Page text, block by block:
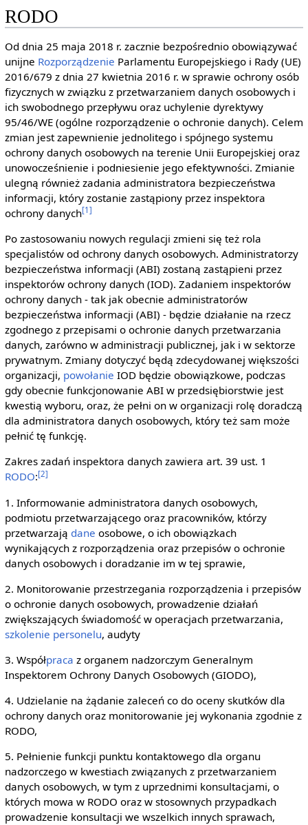
RODO
Od dnia 25 maja 2018 r. zacznie bezpośrednio obowiązywać
unijne Rozporządzenie Parlamentu Europejskiego i Rady (UE)
2016/679 z dnia 27 kwietnia 2016 r. w sprawie ochrony osób
fizycznych w związku z przetwarzaniem danych osobowych i
ich swobodnego przepływu oraz uchylenie dyrektywy
95/46/WE (ogólne rozporządzenie o ochronie danych). Celem
zmian jest zapewnienie jednolitego i spójnego systemu
ochrony danych osobowych na terenie Unii Europejskiej oraz
unowocześnienie i podniesienie jego efektywności. Zmianie
ulegną również zadania administratora bezpieczeństwa
informacji, który zostanie zastąpiony przez inspektora
ochrony danych[1]
Po zastosowaniu nowych regulacji zmieni się też rola
specjalistów od ochrony danych osobowych. Administratorzy
bezpieczeństwa informacji (ABI) zostaną zastąpieni przez
inspektorów ochrony danych (IOD). Zadaniem inspektorów
ochrony danych - tak jak obecnie administratorów
bezpieczeństwa informacji (ABI) - będzie działanie na rzecz
zgodnego z przepisami o ochronie danych przetwarzania
danych, zarówno w administracji publicznej, jak i w sektorze
prywatnym. Zmiany dotyczyć będą zdecydowanej większości
organizacji, powołanie IOD będzie obowiązkowe, podczas
gdy obecnie funkcjonowanie ABI w przedsiębiorstwie jest
kwestią wyboru, oraz, że pełni on w organizacji rolę doradczą
dla administratora danych osobowych, który też sam może
pełnić tę funkcję.
Zakres zadań inspektora danych zawiera art. 39 ust. 1
RODO:[2]
1. Informowanie administratora danych osobowych,
podmiotu przetwarzającego oraz pracowników, którzy
przetwarzają dane osobowe, o ich obowiązkach
wynikających z rozporządzenia oraz przepisów o ochronie
danych osobowych i doradzanie im w tej sprawie,
2. Monitorowanie przestrzegania rozporządzenia i przepisów
o ochronie danych osobowych, prowadzenie działań
zwiększających świadomość w operacjach przetwarzania,
szkolenie personelu, audyty
3. Współpraca z organem nadzorczym Generalnym
Inspektorem Ochrony Danych Osobowych (GIODO),
4. Udzielanie na żądanie zaleceń co do oceny skutków dla
ochrony danych oraz monitorowanie jej wykonania zgodnie z
RODO,
5. Pełnienie funkcji punktu kontaktowego dla organu
nadzorczego w kwestiach związanych z przetwarzaniem
danych osobowych, w tym z uprzednimi konsultacjami, o
których mowa w RODO oraz w stosownych przypadkach
prowadzenie konsultacji we wszelkich innych sprawach,